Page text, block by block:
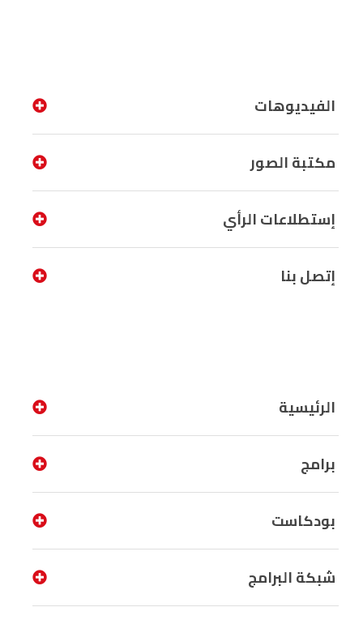
الفيديوهات
مكتبة الصور
إستطلاعات الرأي
إتصل بنا
الرئيسية
برامج
بودكاست
شبكة البرامج